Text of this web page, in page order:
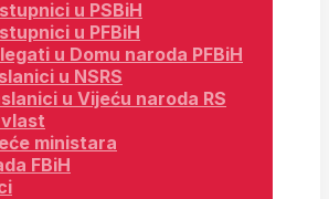
u PSBiH
u PFBiH
u Domu naroda PFBiH
u NSRS
u Vijeću naroda RS
ministara
FBiH